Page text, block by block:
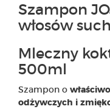
Szampon
włosów
Mleczny
500ml
Szampon o
odżywczych i